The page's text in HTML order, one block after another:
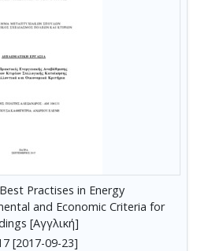
Best Practises in Energy
and Economic Criteria for
[Αγγλική]
[2017-09-23]